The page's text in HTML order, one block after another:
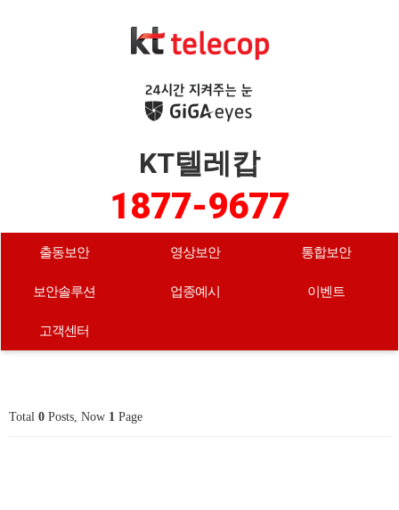
KT텔레캅
1877-9677
출동보안 영상보안 통합보안
보안솔루션 업종예시 이벤트
고객센터
Total 0 Posts, Now 1 Page